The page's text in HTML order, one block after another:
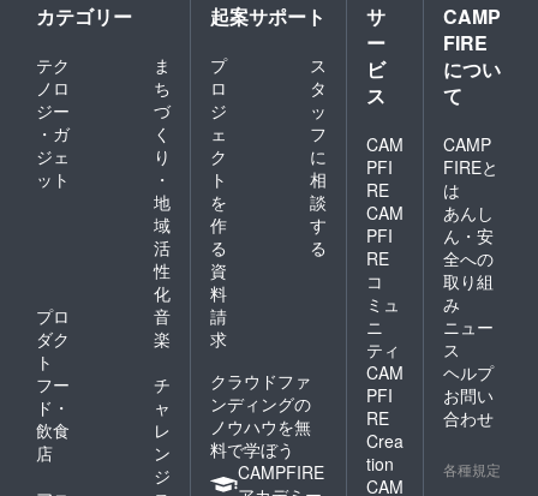
カテゴリー
テク
ノロ
ジー
・ガ
ジェ
ット
ま
ち
づ
く
り
・
地
域
活
性
化
プロ
ダク
ト
音
楽
フー
ド・
飲食
店
チ
ャ
レ
ン
ジ
起案サポート
プ
ロ
ジ
ェ
ク
ト
を
作
る
ス
タ
ッ
フ
に
相
談
す
る
資
料
請
求
クラウドファ
ンディングの
ノウハウを無
料で学ぼう
CAMPFIRE
サ
ー
ビ
ス
CAM
PFI
RE
CAM
PFI
RE
コ
ミュ
ニ
ティ
CAM
PFI
RE
Crea
tion
CAM
CAMP
FIRE
につい
て
CAMP
FIREと
は
あんし
ん・安
全への
取り組
み
ニュー
ス
ヘルプ
お問い
合わせ
各種規定